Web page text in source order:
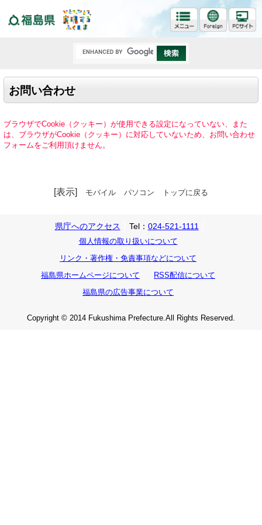
お問い合わせ
ブラウザでCookie（クッキー）が使用できる設定になっていない、また
は、ブラウザがCookie（クッキー）に対応していないため、お問い合わせ
フォームをご利用頂けません。
[表示] モバイル パソコン トップに戻る
県庁へのアクセス Tel： 024-521-1111
個人情報の取り扱いについて
リンク・著作権・免責事項などについて
福島県ホームページについて
RSS配信について
福島県の広告事業について
Copyright © 2014 Fukushima Prefecture.All Rights Reserved.